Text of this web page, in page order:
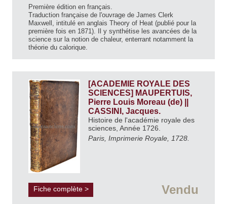
Première édition en français.
Traduction française de l'ouvrage de James Clerk
Maxwell, intitulé en anglais Theory of Heat (publié pour la
première fois en 1871). Il y synthétise les avancées de la
science sur la notion de chaleur, enterrant notamment la
théorie du calorique.
[ACADEMIE ROYALE DES
SCIENCES] MAUPERTUIS,
Pierre Louis Moreau (de) ||
CASSINI, Jacques.
Histoire de l'académie royale des
sciences, Année 1726.
Paris, Imprimerie Royale, 1728.
Fiche complète > Vendu